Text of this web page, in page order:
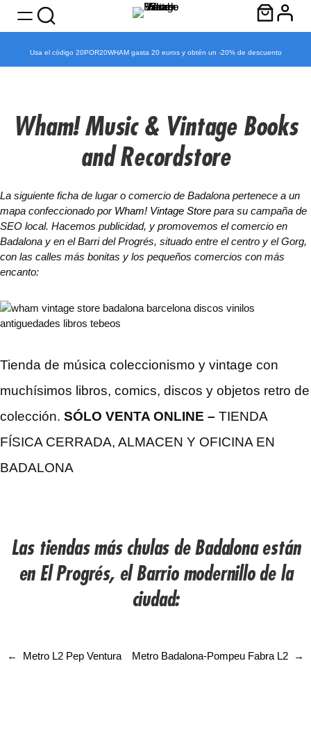
Usa el código 20POR20WHAM gasta 20 euros y obtén un -20% de descuento
Wham! Music & Vintage Books
and Recordstore
La siguiente ficha de lugar o comercio de Badalona pertenece a un
mapa confeccionado por Wham! Vintage Store para su campaña de
SEO local. Hacemos publicidad, y promovemos el comercio en
Badalona y en el Barri del Progrés, situado entre el centro y el Gorg,
con las calles más bonitas y los pequeños comercios con más
encanto:
Tienda de música coleccionismo y vintage con
muchísimos libros, comics, discos y objetos retro de
colección. SÓLO VENTA ONLINE – TIENDA
FÍSICA CERRADA, ALMACEN Y OFICINA EN
BADALONA
Las tiendas más chulas de Badalona están
en El Progrés, el Barrio modernillo de la
ciudad:
← Metro L2 Pep Ventura Metro Badalona-Pompeu Fabra L2 →